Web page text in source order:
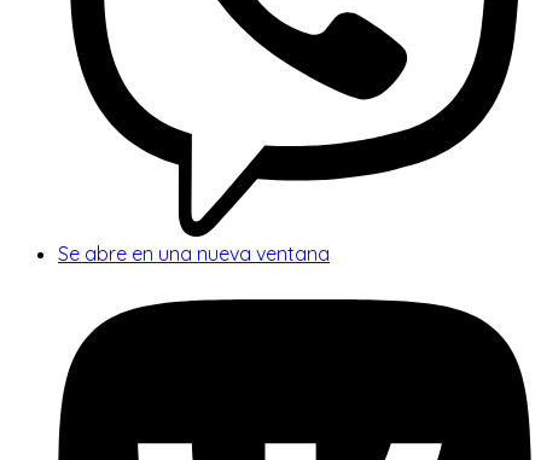
Se abre en una nueva ventana